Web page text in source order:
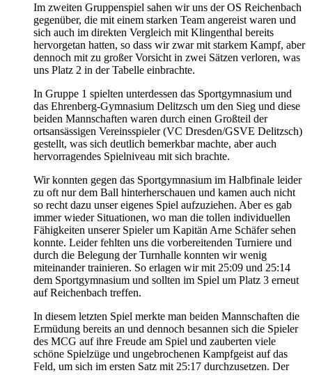
Im zweiten Gruppenspiel sahen wir uns der OS Reichenbach
gegenüber, die mit einem starken Team angereist waren und
sich auch im direkten Vergleich mit Klingenthal bereits
hervorgetan hatten, so dass wir zwar mit starkem Kampf, aber
dennoch mit zu großer Vorsicht in zwei Sätzen verloren, was
uns Platz 2 in der Tabelle einbrachte.
In Gruppe 1 spielten unterdessen das Sportgymnasium und
das Ehrenberg-Gymnasium Delitzsch um den Sieg und diese
beiden Mannschaften waren durch einen Großteil der
ortsansässigen Vereinsspieler (VC Dresden/GSVE Delitzsch)
gestellt, was sich deutlich bemerkbar machte, aber auch
hervorragendes Spielniveau mit sich brachte.
Wir konnten gegen das Sportgymnasium im Halbfinale leider
zu oft nur dem Ball hinterherschauen und kamen auch nicht
so recht dazu unser eigenes Spiel aufzuziehen. Aber es gab
immer wieder Situationen, wo man die tollen individuellen
Fähigkeiten unserer Spieler um Kapitän Arne Schäfer sehen
konnte. Leider fehlten uns die vorbereitenden Turniere und
durch die Belegung der Turnhalle konnten wir wenig
miteinander trainieren. So erlagen wir mit 25:09 und 25:14
dem Sportgymnasium und sollten im Spiel um Platz 3 erneut
auf Reichenbach treffen.
In diesem letzten Spiel merkte man beiden Mannschaften die
Ermüdung bereits an und dennoch besannen sich die Spieler
des MCG auf ihre Freude am Spiel und zauberten viele
schöne Spielzüge und ungebrochenen Kampfgeist auf das
Feld, um sich im ersten Satz mit 25:17 durchzusetzen. Der